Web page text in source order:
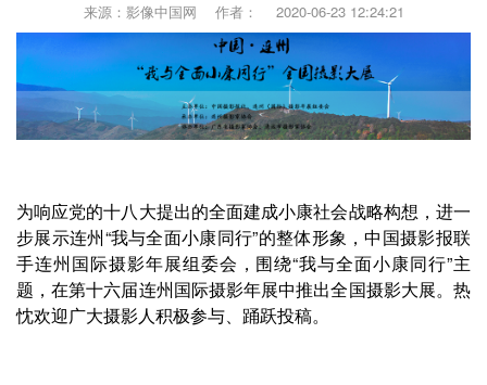
来源：影像中国网 作者： 2020-06-23 12:24:21
为响应党的十八大提出的全面建成小康社会战略构想，进一
步展示连州“我与全面小康同行”的整体形象，中国摄影报联
手连州国际摄影年展组委会，围绕“我与全面小康同行”主
题，在第十六届连州国际摄影年展中推出全国摄影大展。热
忱欢迎广大摄影人积极参与、踊跃投稿。